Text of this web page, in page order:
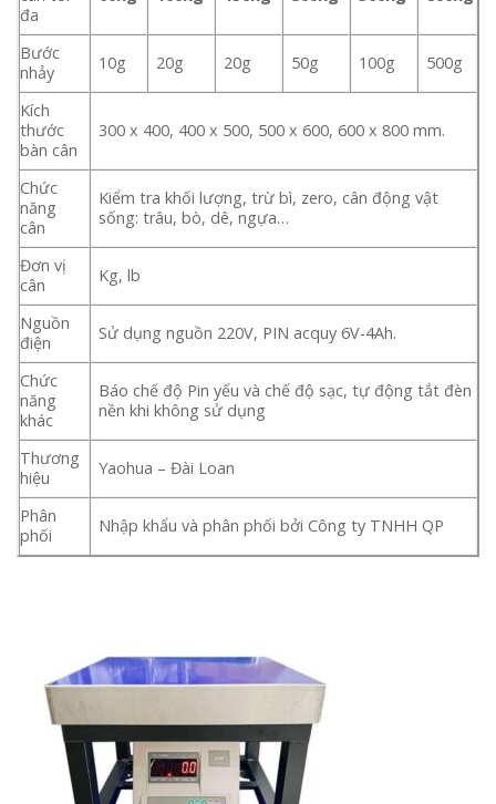
đa
Bước
nhảy
10g 20g 20g 50g 100g 500g
Kích
thước
bàn cân
300 x 400, 400 x 500, 500 x 600, 600 x 800 mm.
Chức
năng
cân
Kiểm tra khối lượng, trừ bì, zero, cân động vật
sống: trâu, bò, dê, ngựa…
Đơn vị
cân
Kg, lb
Nguồn
điện
Sử dụng nguồn 220V, PIN acquy 6V-4Ah.
Chức
năng
khác
Báo chế độ Pin yếu và chế độ sạc, tự động tắt đèn
nền khi không sử dụng
Thương
hiệu
Yaohua – Đài Loan
Phân
phối
Nhập khẩu và phân phối bởi Công ty TNHH QP